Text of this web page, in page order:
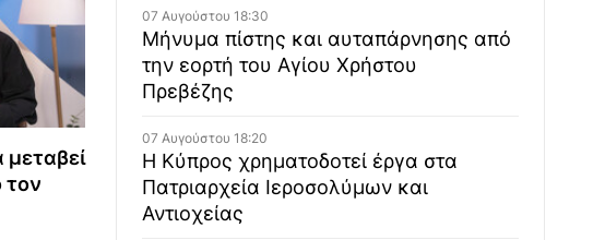
μεταβεί
τον
07 Αυγούστου 18:30
Μήνυμα πίστης και αυταπάρνησης από
την εορτή του Αγίου Χρήστου
Πρεβέζης
07 Αυγούστου 18:20
Η Κύπρος χρηματοδοτεί έργα στα
Πατριαρχεία Ιεροσολύμων και
Αντιοχείας